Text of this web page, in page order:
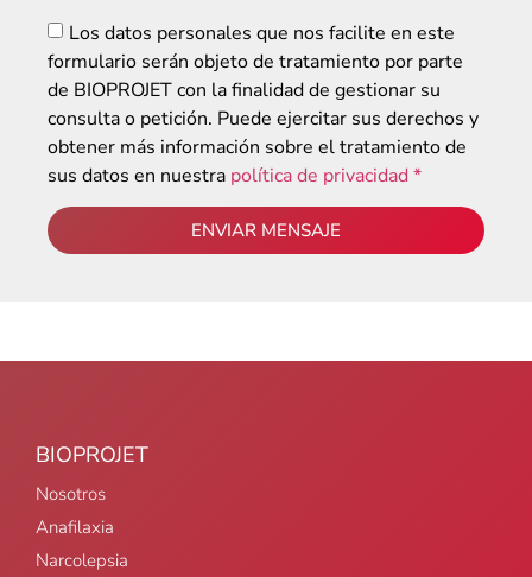
Los datos personales que nos facilite en este
formulario serán objeto de tratamiento por parte
de BIOPROJET con la finalidad de gestionar su
consulta o petición. Puede ejercitar sus derechos y
obtener más información sobre el tratamiento de
sus datos en nuestra política de privacidad *
ENVIAR MENSAJE
BIOPROJET
Nosotros
Anafilaxia
Narcolepsia